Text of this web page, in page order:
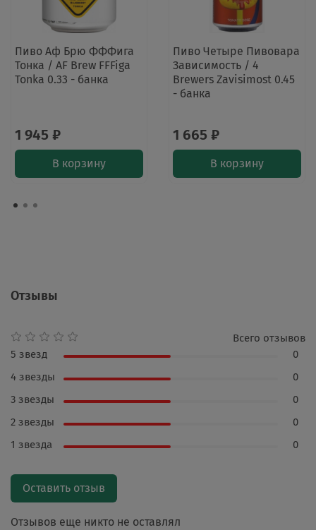
Пиво Аф Брю ФФФига
Тонка / AF Brew FFFiga
Tonka 0.33 - банка
1 945 ₽
В корзину
Пиво Четыре Пивовара
Зависимость / 4
Brewers Zavisimost 0.45
- банка
1 665 ₽
В корзину
Отзывы
Отзывов еще никто не оставлял
Всего отзывов
5 звезд
0
4 звезды
0
3 звезды
0
2 звезды
0
1 звезда
0
Оставить отзыв